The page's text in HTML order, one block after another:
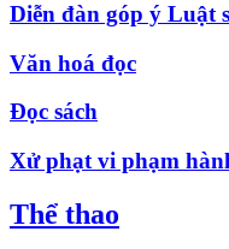
Diễn đàn góp ý Luật
Văn hoá đọc
Đọc sách
Xử phạt vi phạm
Thể thao